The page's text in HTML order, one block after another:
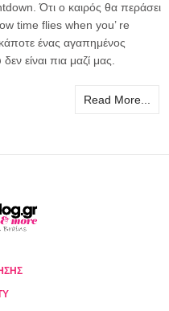
Ότι ο καιρός θα περάσει
time flies when you’ re
ένας αγαπημένος
είναι πια μαζί μας.
Read More...